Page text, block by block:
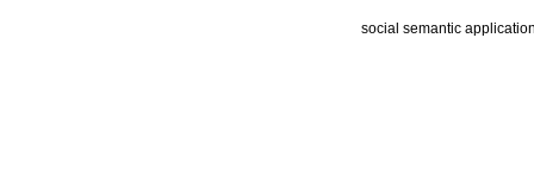
social semantic